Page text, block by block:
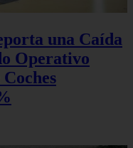
una Caída
Operativo